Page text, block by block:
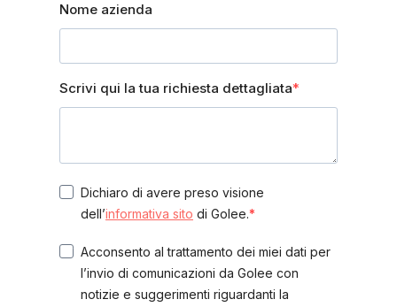
Nome azienda
Scrivi qui la tua richiesta dettagliata
Dichiaro di avere preso visione
dell’informativa sito di Golee.
Acconsento al trattamento dei miei dati per
l’invio di comunicazioni da Golee con
notizie e suggerimenti riguardanti la